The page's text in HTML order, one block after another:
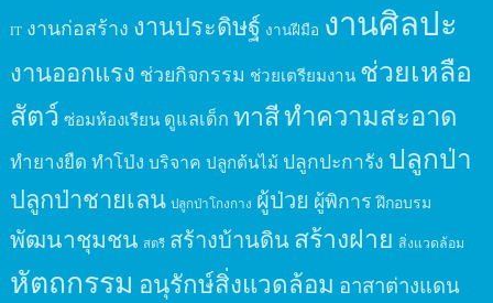
IT งานก่อสร้าง งานประดิษฐ์ งานฝีมือ งานศิลปะ
งานออกแรง ช่วยกิจกรรม ช่วยเตรียมงาน ช่วยเหลือ
สัตว์ ซ่อมห้องเรียน ดูแลเด็ก ทาสีทำความสะอาด
ทำยางยืด ทำโป่ง บริจาค ปลูกต้นไม้ ปลูกปะการัง ปลูกป่า
ปลูกป่าชายเลน ปลูกป่าโกงกาง ผู้ป่วย ผู้พิการ ฝึกอบรม
พัฒนาชุมชน สตรี สร้างบ้านดินสร้างฝาย สิ่งแวดล้อม
หัตถกรรม อนุรักษ์สิ่งแวดล้อม อาสาต่างแดน